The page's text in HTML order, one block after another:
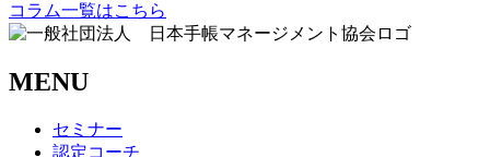
コラム一覧はこちら
MENU
セミナー
認定コーチ